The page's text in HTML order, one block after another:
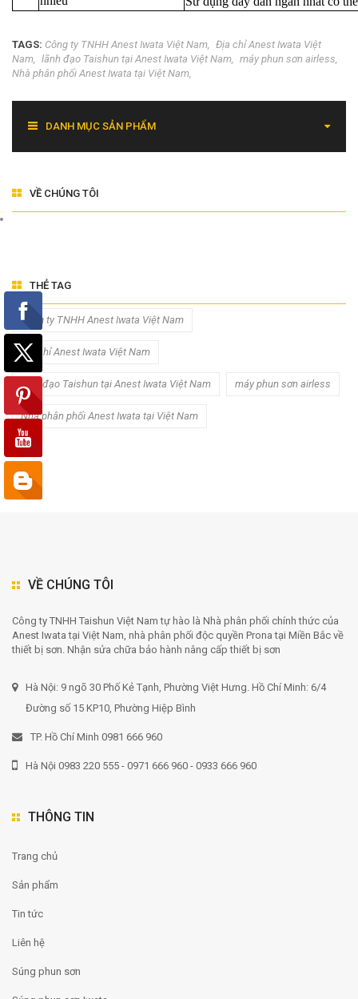
TAGS: Công ty TNHH Anest Iwata Việt Nam
Địa chỉ Anest Iwata Việt
Nam
lãnh đạo Taishun tại Anest Iwata Việt Nam
máy phun sơn airless
Nhà phân phối Anest Iwata tại Việt Nam
DANH MỤC SẢN PHẨM
VỀ CHÚNG TÔI
THẺ TAG
Công ty TNHH Anest Iwata Việt Nam
Địa chỉ Anest Iwata Việt Nam
lãnh đạo Taishun tại Anest Iwata Việt Nam máy phun sơn airless
Nhà phân phối Anest Iwata tại Việt Nam
VỀ CHÚNG TÔI
Công ty TNHH Taishun Việt Nam tự hào là Nhà phân phối chính thức của
Anest Iwata tại Việt Nam, nhà phân phối độc quyền Prona tại Miền Bắc về
thiết bị sơn. Nhận sửa chữa bảo hành nâng cấp thiết bị sơn
Hà Nội: 9 ngõ 30 Phố Kẻ Tạnh, Phường Việt Hưng. Hồ Chí Minh: 6/4
Đường số 15 KP10, Phường Hiệp Bình
TP. Hồ Chí Minh 0981 666 960
Hà Nội 0983 220 555 - 0971 666 960 - 0933 666 960
THÔNG TIN
Trang chủ
Sản phẩm
Tin tức
Liên hệ
Súng phun sơn